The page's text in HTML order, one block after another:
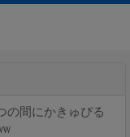
の間にかきゅぴる